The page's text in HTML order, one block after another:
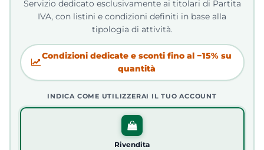
Servizio dedicato esclusivamente ai titolari di Partita
IVA, con listini e condizioni definiti in base alla
tipologia di attività.
Condizioni dedicate e sconti fino al −15% su
quantità
INDICA COME UTILIZZERAI IL TUO ACCOUNT
Rivendita